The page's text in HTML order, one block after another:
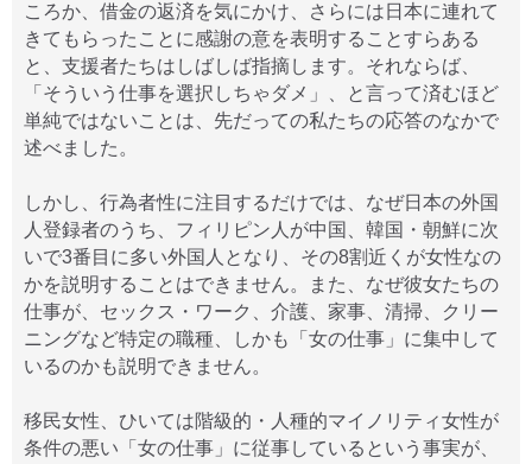
ころか、借金の返済を気にかけ、さらには日本に連れて
きてもらったことに感謝の意を表明することすらある
と、支援者たちはしばしば指摘します。それならば、
「そういう仕事を選択しちゃダメ」、と言って済むほど
単純ではないことは、先だっての私たちの応答のなかで
述べました。
しかし、行為者性に注目するだけでは、なぜ日本の外国
人登録者のうち、フィリピン人が中国、韓国・朝鮮に次
いで3番目に多い外国人となり、その8割近くが女性なの
かを説明することはできません。また、なぜ彼女たちの
仕事が、セックス・ワーク、介護、家事、清掃、クリー
ニングなど特定の職種、しかも「女の仕事」に集中して
いるのかも説明できません。
移民女性、ひいては階級的・人種的マイノリティ女性が
条件の悪い「女の仕事」に従事しているという事実が、